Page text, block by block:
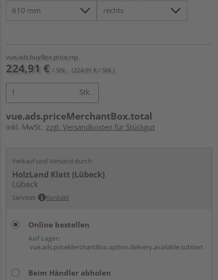
vue.ads.buyBox.price.rrp
224,91 € / Stk. (224,91 € / Stk.)
Stk.
vue.ads.priceMerchantBox.total
inkl. MwSt. zzgl. Versandkosten für Stückgut
Verkauf und Versand durch:
HolzLand Klatt (Lübeck)
Lübeck
Services Kontakt
Online bestellen
Auf Lager:
vue.ads.priceMerchantBox.option.delivery.available.subtext
Beim Händler abholen